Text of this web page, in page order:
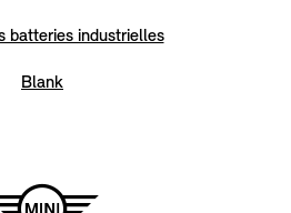
batteries industrielles
Blank